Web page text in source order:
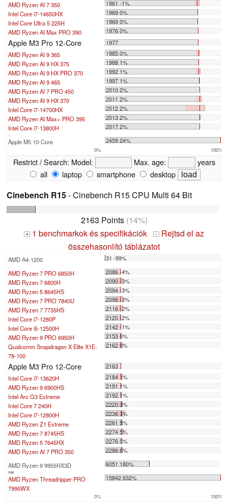
AMD Ryzen AI 7 350
1961 -1%
Intel Core i7-14650HX
1969 0%
Intel Core Ultra 5 225H
1969 0%
AMD Ryzen AI Max PRO 390
1976 0%
Apple M3 Pro 12-Core
1977
AMD Ryzen AI 9 365
1985 0%
AMD Ryzen AI 9 HX 375
1988 1%
AMD Ryzen AI 9 HX PRO 370
1992 1%
AMD Ryzen AI 9 465
1997 1%
AMD Ryzen AI 7 PRO 450
2010 2%
AMD Ryzen AI 9 HX 370
2011 2%
Intel Core i7-14700HX
2012 2%
AMD Ryzen AI Max+ PRO 395
2013 2%
Intel Core i7-13800H
2017 2%
...
Apple M5 10-Core 2459 24%
0% 100%
Restrict / Search: Model: Max. age:
years
all
laptop smartphone desktop
Cinebench R15- Cinebench R15 CPU Multi 64 Bit
2163 Points(14%)
+ 1 benchmarkok és specifikációk - Rejtsd el az
összehasonlító táblázatot
AMD A4-1200 31 -99%
AMD Ryzen 7 PRO 6850H
2086 -4%
AMD Ryzen 7 6800H
2090 -3%
AMD Ryzen 5 8645HS
2094 -3%
AMD Ryzen 7 PRO 7840U
2096 -3%
AMD Ryzen 7 7735HS
2116 -2%
Intel Core i7-1280P
2120 -2%
Intel Core i5-12500H
2142 -1%
AMD Ryzen 9 PRO 6950H
2153 0%
Qualcomm Snapdragon X Elite X1E-
78-100
2162 0%
Apple M3 Pro 12-Core
2163
Intel Core i7-13620H
2184 1%
AMD Ryzen 9 6900HS
2191 1%
Intel Arc G3 Extreme
2192 1%
Intel Core 7 240H
2220 3%
Intel Core i7-12800H
2236 3%
AMD Ryzen Z1 Extreme
2261 5%
AMD Ryzen 7 8745HS
2274 5%
AMD Ryzen 5 7645HX
2276 5%
AMD Ryzen AI 7 PRO 350
2286 6%
AMD Ryzen 9 9955HX3D 6051 180%
max:
AMD Ryzen Threadripper PRO
7995WX
15842 632%
0% 100%